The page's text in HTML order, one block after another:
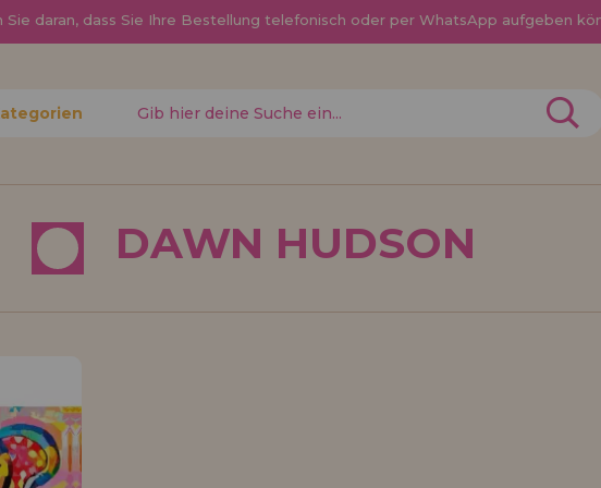
Sie daran, dass Sie Ihre Bestellung telefonisch oder per WhatsApp aufgeben
Sie
neuer Händler
DAWN HUDSON